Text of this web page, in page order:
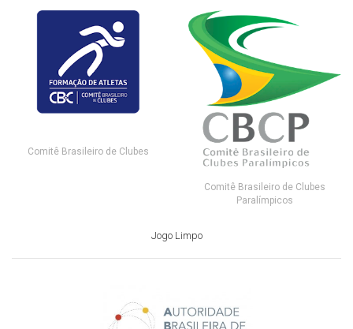
Comitê Brasileiro de Clubes
Comitê Brasileiro de Clubes
Paralímpicos
Jogo Limpo